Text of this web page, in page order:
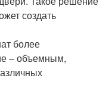
создать
более
– объемным,